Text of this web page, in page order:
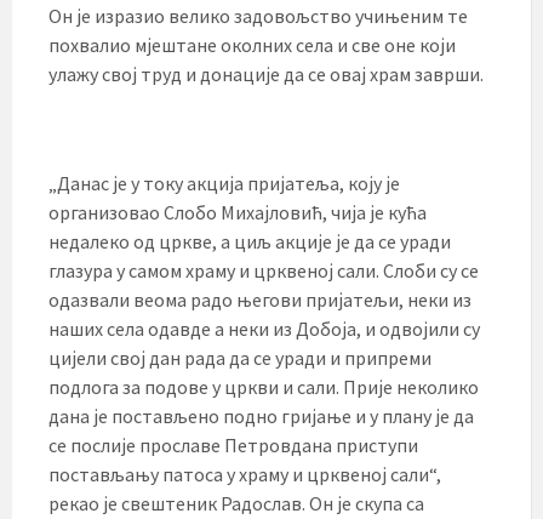
Он је изразио велико задовољство учињеним те
похвалио мјештане околних села и све оне који
улажу свој труд и донације да се овај храм заврши.
„Данас је у току акција пријатеља, коју је
организовао Слобо Михајловић, чија је кућа
недалеко од цркве, а циљ акције је да се уради
глазура у самом храму и црквеној сали. Слоби су се
одазвали веома радо његови пријатељи, неки из
наших села одавде а неки из Добоја, и одвојили су
цијели свој дан рада да се уради и припреми
подлога за подове у цркви и сали. Прије неколико
дана је постављено подно гријање и у плану је да
се послије прославе Петровдана приступи
постављању патоса у храму и црквеној сали“,
рекао је свештеник Радослав. Он је скупа са